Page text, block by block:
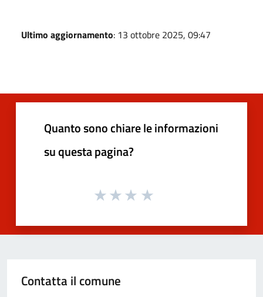
Ultimo aggiornamento: 13 ottobre 2025, 09:47
Quanto sono chiare le informazioni
su questa pagina?
Contatta il comune